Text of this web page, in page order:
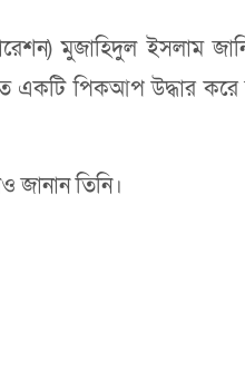
মুজাহিদুল ইসলাম
একটি পিকআপ উদ্ধার
জানান তিনি।